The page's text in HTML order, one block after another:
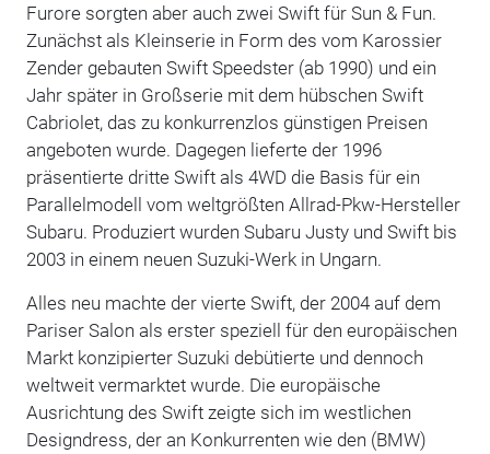
Furore sorgten aber auch zwei Swift für Sun & Fun.
Zunächst als Kleinserie in Form des vom Karossier
Zender gebauten Swift Speedster (ab 1990) und ein
Jahr später in Großserie mit dem hübschen Swift
Cabriolet, das zu konkurrenzlos günstigen Preisen
angeboten wurde. Dagegen lieferte der 1996
präsentierte dritte Swift als 4WD die Basis für ein
Parallelmodell vom weltgrößten Allrad-Pkw-Hersteller
Subaru. Produziert wurden Subaru Justy und Swift bis
2003 in einem neuen Suzuki-Werk in Ungarn.
Alles neu machte der vierte Swift, der 2004 auf dem
Pariser Salon als erster speziell für den europäischen
Markt konzipierter Suzuki debütierte und dennoch
weltweit vermarktet wurde. Die europäische
Ausrichtung des Swift zeigte sich im westlichen
Designdress, der an Konkurrenten wie den (BMW)